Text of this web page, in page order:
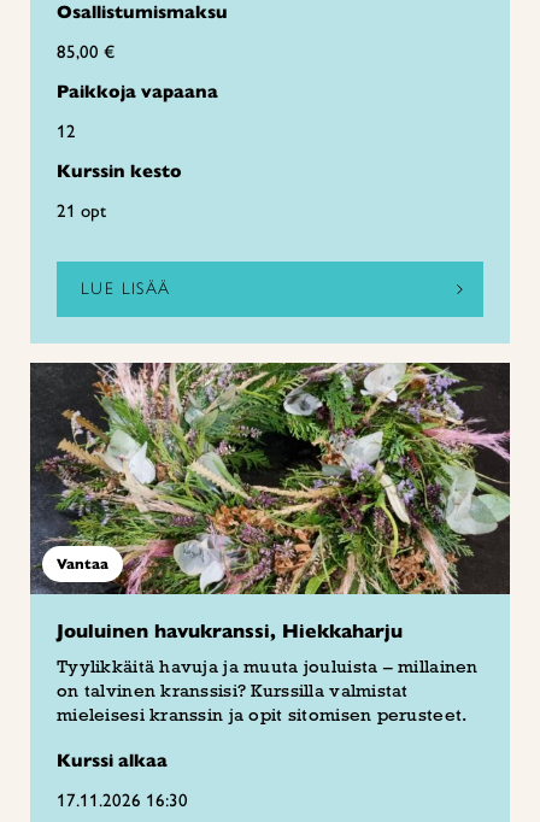
Osallistumismaksu
85,00 €
Paikkoja vapaana
12
Kurssin kesto
21 opt
LUE LISÄÄ
Vantaa
Jouluinen havukranssi, Hiekkaharju
Tyylikkäitä havuja ja muuta jouluista – millainen
on talvinen kranssisi? Kurssilla valmistat
mieleisesi kranssin ja opit sitomisen perusteet.
Kurssi alkaa
17.11.2026 16:30